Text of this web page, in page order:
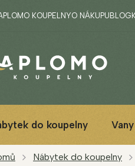
KOUPELNYO NÁKUPU BLOG
do koupelny Vany
Nábytek do koupelny